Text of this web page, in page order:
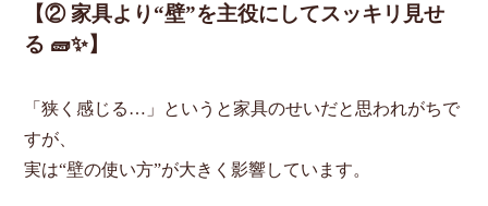
【② 家具より“壁”を主役にしてスッキリ見せ
る 🧱✨】
「狭く感じる…」というと家具のせいだと思われがちで
すが、
実は“壁の使い方”が大きく影響しています。